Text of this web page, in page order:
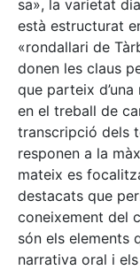
sa», la varietat
està estructurat
«rondallari de
donen les claus
que parteix
en el treball de
transcripció dels
responen a la
mateix es
destacats que
coneixement del
són els elements
narrativa oral i